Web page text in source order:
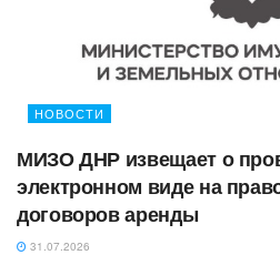
НОВОСТИ
МИЗО ДНР извещает о
электронном виде на
договоров аренды
31.07.2026